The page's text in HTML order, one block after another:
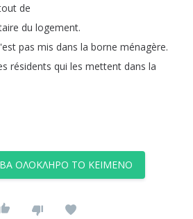
de
du logement.
pas mis dans la borne ménagère.
résidents qui les mettent dans la
ΟΛΌΚΛΗΡΟ ΤΟ ΚΕΊΜΕΝΟ